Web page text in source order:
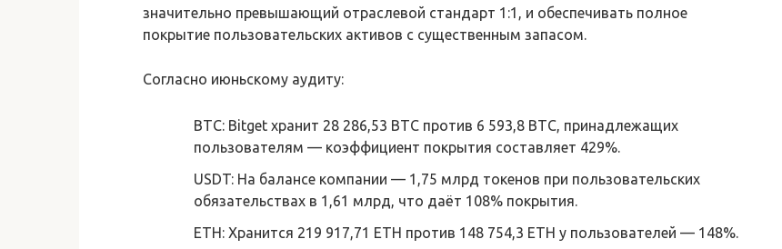
значительно превышающий отраслевой стандарт 1:1, и обеспечивать полное
покрытие пользовательских активов с существенным запасом.
Согласно июньскому аудиту:
BTC: Bitget хранит 28 286,53 BTC против 6 593,8 BTC, принадлежащих
пользователям — коэффициент покрытия составляет 429%.
USDT: На балансе компании — 1,75 млрд токенов при пользовательских
обязательствах в 1,61 млрд, что даёт 108% покрытия.
ETH: Хранится 219 917,71 ETH против 148 754,3 ETH у пользователей — 148%.